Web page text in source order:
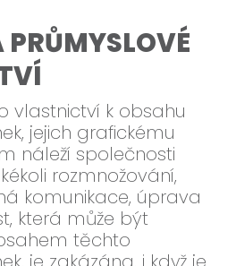
PRŮMYSLOVÉ
vlastnictví k obsahu
jejich grafickému
náleží společnosti
rozmnožování,
komunikace, úprava
která může být
těchto